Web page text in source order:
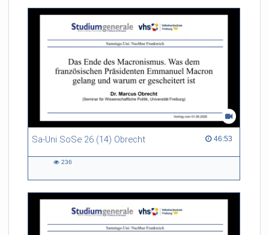
Sa-Uni SoSe 26 (14) Obrecht 46:53
46:53 duration
236